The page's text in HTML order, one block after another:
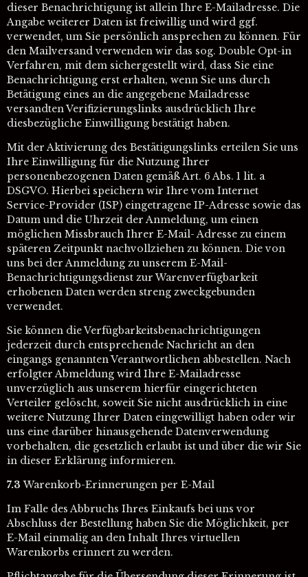
dieser Benachrichtigung ist allein Ihre E-Mailadresse. Die
Angabe weiterer Daten ist freiwillig und wird ggf.
verwendet, um Sie persönlich ansprechen zu können. Für
den Mailversand verwenden wir das sog. Double Opt-in
Verfahren, mit dem sichergestellt wird, dass Sie eine
Benachrichtigung erst erhalten, wenn Sie uns durch
Betätigung eines an die angegebene Mailadresse
versandten Verifizierungslinks ausdrücklich Ihre
diesbezügliche Einwilligung bestätigt haben.
Mit der Aktivierung des Bestätigungslinks erteilen Sie uns
Ihre Einwilligung für die Nutzung Ihrer
personenbezogenen Daten gemäß Art. 6 Abs. 1 lit. a
DSGVO. Hierbei speichern wir Ihre vom Internet
Service-Provider (ISP) eingetragene IP-Adresse sowie das
Datum und die Uhrzeit der Anmeldung, um einen
möglichen Missbrauch Ihrer E-Mail- Adresse zu einem
späteren Zeitpunkt nachvollziehen zu können. Die von
uns bei der Anmeldung zu unserem E-Mail-
Benachrichtigungsdienst zur Warenverfügbarkeit
erhobenen Daten werden streng zweckgebunden
verwendet.
Sie können die Verfügbarkeitsbenachrichtigungen
jederzeit durch entsprechende Nachricht an den
eingangs genannten Verantwortlichen abbestellen. Nach
erfolgter Abmeldung wird Ihre E-Mailadresse
unverzüglich aus unserem hierfür eingerichteten
Verteiler gelöscht, soweit Sie nicht ausdrücklich in eine
weitere Nutzung Ihrer Daten eingewilligt haben oder wir
uns eine darüber hinausgehende Datenverwendung
vorbehalten, die gesetzlich erlaubt ist und über die wir Sie
in dieser Erklärung informieren.
7.3 Warenkorb-Erinnerungen per E-Mail
Im Falle des Abbruchs Ihres Einkaufs bei uns vor
Abschluss der Bestellung haben Sie die Möglichkeit, per
E-Mail einmalig an den Inhalt Ihres virtuellen
Warenkorbs erinnert zu werden.